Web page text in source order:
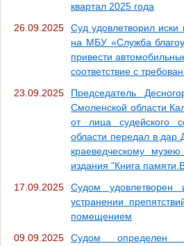
квартал 2025 года
26.09.2025
Суд удовлетворил иски
на МБУ «Служба
привести
соответствие с
23.09.2025
Председатель
Смоленской области
от лица судейского
области передал в дар
краеведческому
издания "Книга
17.09.2025
Судом
устранении
помещением
09.09.2025
Судом определен